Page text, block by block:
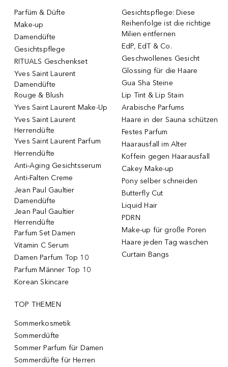
Parfüm & Düfte
Make-up
Damendüfte
Gesichtspflege
RITUALS Geschenkset
Yves Saint Laurent
Damendüfte
Rouge & Blush
Yves Saint Laurent Make-Up
Yves Saint Laurent
Herrendüfte
Yves Saint Laurent Parfum
Herrendüfte
Anti-Aging Gesichtsserum
Anti-Falten Creme
Jean Paul Gaultier
Damendüfte
Jean Paul Gaultier
Herrendüfte
Parfum Set Damen
Vitamin C Serum
Damen Parfum Top 10
Parfum Männer Top 10
Korean Skincare
Gesichtspflege: Diese
Reihenfolge ist die richtige
Milien entfernen
EdP, EdT & Co.
Geschwollenes Gesicht
Glossing für die Haare
Gua Sha Steine
Lip Tint & Lip Stain
Arabische Parfums
Haare in der Sauna schützen
Festes Parfum
Haarausfall im Alter
Koffein gegen Haarausfall
Cakey Make-up
Pony selber schneiden
Butterfly Cut
Liquid Hair
PDRN
Make-up für große Poren
Haare jeden Tag waschen
Curtain Bangs
TOP THEMEN
Sommerkosmetik
Sommerdüfte
Sommer Parfum für Damen
Sommerdüfte für Herren